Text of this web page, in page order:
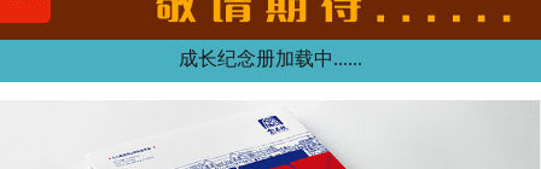
成长纪念册加载中......